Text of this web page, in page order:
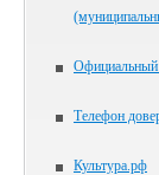
Официальный
Телефон
Культура.рф